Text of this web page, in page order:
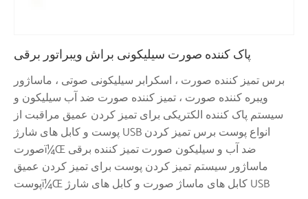
پاک کننده صورت سیلیکونی براش ویبراتور برقی
برس تمیز کننده صورت ، اسکرابر سیلیکونی صوتی ، ماساژور
ویبره کننده صورت ، تمیز کننده صورت ضد آب سیلیکون و
سیستم پاک کننده الکتریکی برای تمیز کردن عمیق مراقبت از
پوست و کابل های شارژ USB انواع پوست برس تمیز کردن
صورتï¼Œ ضد آب و سیلیکون صورت تمیز کننده برقی
ماساژور سیستم تمیز کردن پوست برای تمیز کردن عمیق
پوستï¼Œ کابل های ماساژ صورت و کابل های شارژ USB